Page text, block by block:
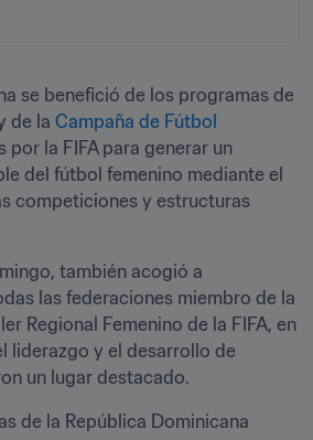
de la Campaña de Fútbol
por la FIFA para generar un
del fútbol femenino mediante el
competiciones y estructuras
también acogió a
las federaciones miembro de la
Regional Femenino de la FIFA, en
liderazgo y el desarrollo de
un lugar destacado.
de la República Dominicana